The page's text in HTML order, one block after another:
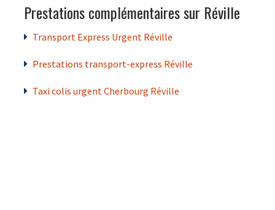
Prestations complémentaires sur Réville
Transport Express Urgent Réville
Prestations transport-express Réville
Taxi colis urgent Cherbourg Réville